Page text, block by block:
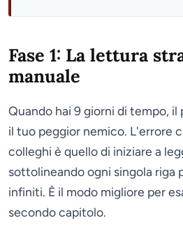
Fase 1: La lettura
manuale
Quando hai 9 giorni di tempo,
il tuo peggior nemico. L'errore
colleghi è quello di iniziare a
sottolineando ogni singola riga
infiniti. È il modo migliore per
secondo capitolo.